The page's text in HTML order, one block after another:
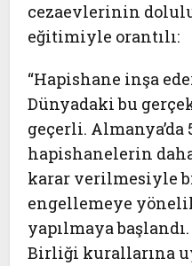
cezaevlerinin
eğitimiyle orantılı:
“Hapishane inşa
Dünyadaki bu
geçerli. Almanya’da
hapishanelerin
karar verilmesiyle
engellemeye
yapılmaya
Birliği kurallarına